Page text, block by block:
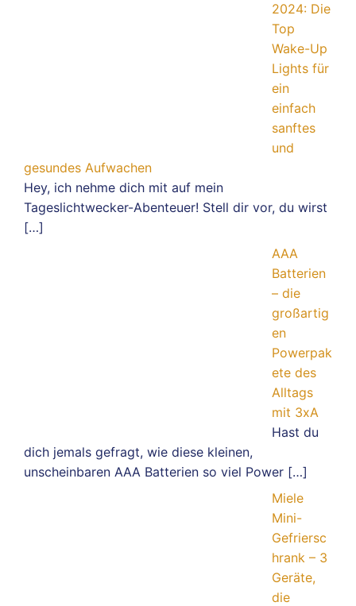
2024: Die
Top
Wake-Up
Lights für
ein
einfach
sanftes
und
gesundes Aufwachen
Hey, ich nehme dich mit auf mein
Tageslichtwecker-Abenteuer! Stell dir vor, du wirst
[…]
AAA
Batterien
– die
großartig
en
Powerpak
ete des
Alltags
mit 3xA
Hast du
dich jemals gefragt, wie diese kleinen,
unscheinbaren AAA Batterien so viel Power […]
Miele
Mini-
Gefriersc
hrank – 3
Geräte,
die